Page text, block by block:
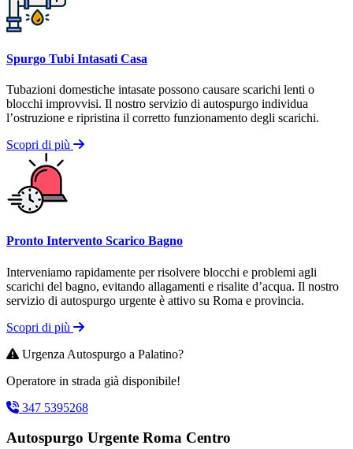
Spurgo Tubi Intasati Casa
Tubazioni domestiche intasate possono causare scarichi lenti o
blocchi improvvisi. Il nostro servizio di autospurgo individua
l’ostruzione e ripristina il corretto funzionamento degli scarichi.
Scopri di più
Pronto Intervento Scarico Bagno
Interveniamo rapidamente per risolvere blocchi e problemi agli
scarichi del bagno, evitando allagamenti e risalite d’acqua. Il nostro
servizio di autospurgo urgente è attivo su Roma e provincia.
Scopri di più
Urgenza Autospurgo a Palatino?
Operatore in strada già disponibile!
347 5395268
Autospurgo Urgente Roma Centro